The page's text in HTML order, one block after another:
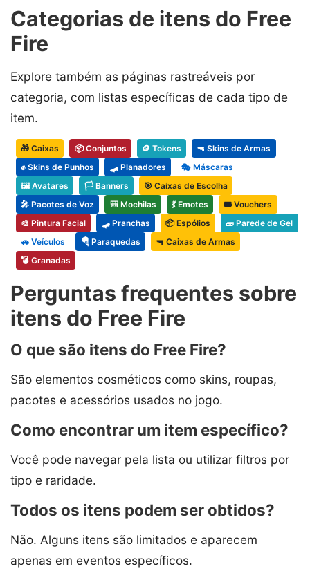
Categorias de itens do Free
Fire
Explore também as páginas rastreáveis por
categoria, com listas específicas de cada tipo de
item.
🎁 Caixas 📦 Conjuntos 🪙 Tokens
🔫 Skins de Armas
✊ Skins de Punhos
🛹 Planadores
🎭 Máscaras
🖼️ Avatares
🏳️ Banners
🎯 Caixas de Escolha
🎤 Pacotes de Voz
🎒 Mochilas 💃 Emotes
🎟️ Vouchers
🎨 Pintura Facial
🛹 Pranchas 📦 Espólios
🧱 Parede de Gel
🚗 Veículos
🪂 Paraquedas
🔫 Caixas de Armas
💣 Granadas
Perguntas frequentes sobre
itens do Free Fire
O que são itens do Free Fire?
São elementos cosméticos como skins, roupas,
pacotes e acessórios usados no jogo.
Como encontrar um item específico?
Você pode navegar pela lista ou utilizar filtros por
tipo e raridade.
Todos os itens podem ser obtidos?
Não. Alguns itens são limitados e aparecem
apenas em eventos específicos.